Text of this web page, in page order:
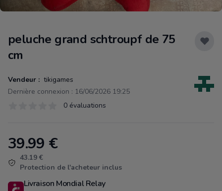
peluche grand schtroupf de 75
cm
Vendeur : tikigames
Dernière connexion : 16/06/2026 19:25
0 évaluations
Product information
39.99 €
43.19 €
Protection de l'acheteur inclus
Livraison Mondial Relay